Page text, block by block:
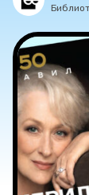
Лучшее
Тесты
Тренды